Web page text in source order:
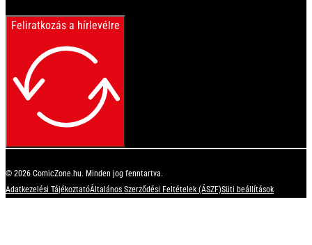
Feliratkozás a hírlevélre
© 2026 ComicZone.hu. Minden jog fenntartva.
Adatkezelési TájékoztatóÁltalános Szerződési Feltételek (ÁSZF)Süti beállítások